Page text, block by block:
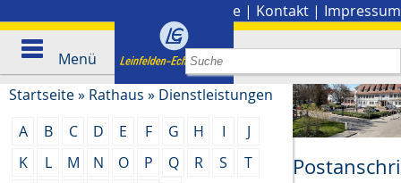
Presse | Kontakt | Impressum
Menü
Startseite» Rathaus » Dienstleistungen
A
B C D E F G H I
J
K
L M N O P Q R S
T